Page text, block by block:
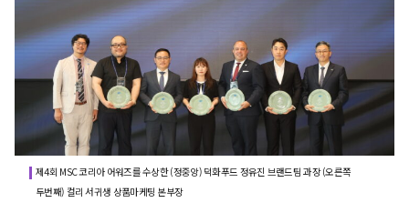
제4회 MSC 코리아 어워즈를 수상한 (정중앙) 덕화푸드 정유진 브랜드팀 과장 (오른쪽
두번째) 컬리 서귀생 상품마케팅 본부장